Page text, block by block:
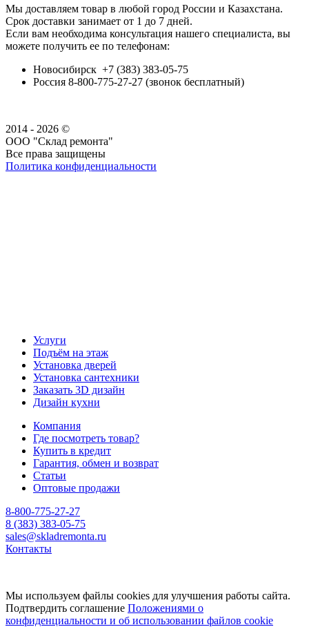
Мы доставляем товар в любой город России и Казахстана.
Срок доставки занимает от 1 до 7 дней.
Если вам необходима консультация нашего специалиста, вы
можете получить ее по телефонам:
Новосибирск +7 (383) 383-05-75
Россия 8-800-775-27-27 (звонок бесплатный)
2014 - 2026 ©
ООО "Склад ремонта"
Все права защищены
Политика конфиденциальности
Услуги
Подъём на этаж
Установка дверей
Установка сантехники
Заказать 3D дизайн
Дизайн кухни
Компания
Где посмотреть товар?
Купить в кредит
Гарантия, обмен и возврат
Статьи
Оптовые продажи
8-800-775-27-27
8 (383) 383-05-75
sales@skladremonta.ru
Контакты
Мы используем файлы cookies для улучшения работы сайта.
Подтвердить соглашение Положениями о
конфиденциальности и об использовании файлов cookie